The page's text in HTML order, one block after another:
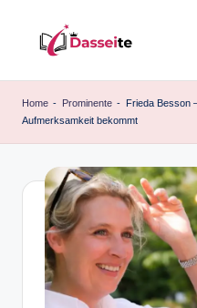
content
a
e
Home - Prominente - Frieda Besson
Aufmerksamkeit bekommt